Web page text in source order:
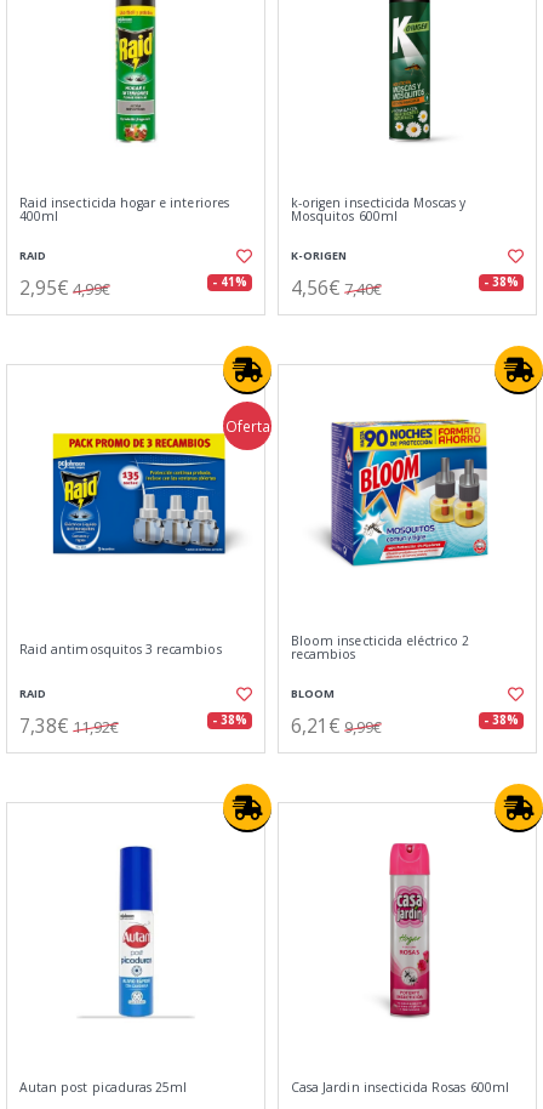
Raid insecticida hogar e interiores
400ml
RAID
2,95€ 4,99€ - 41%
k-origen insecticida Moscas y
Mosquitos 600ml
K-ORIGEN
4,56€ 7,40€ - 38%
Oferta
Raid antimosquitos 3 recambios
RAID
7,38€ 11,92€ - 38%
Bloom insecticida eléctrico 2
recambios
BLOOM
6,21€ 9,99€ - 38%
Autan post picaduras 25ml Casa Jardin insecticida Rosas 600ml